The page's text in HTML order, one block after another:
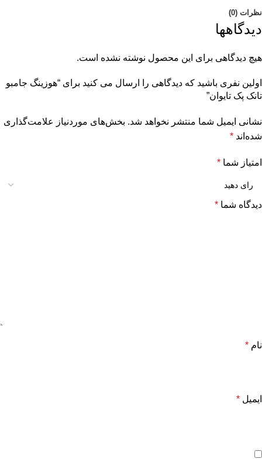
نظرات (0)
دیدگاهها
هیچ دیدگاهی برای این محصول نوشته نشده است.
اولین نفری باشید که دیدگاهی را ارسال می کنید برای “هوزینگ جامبو
تانک پک تایوان”
نشانی ایمیل شما منتشر نخواهد شد. بخش‌های موردنیاز علامت‌گذاری
شده‌اند *
امتیاز شما *
دیدگاه شما *
نام *
ایمیل *